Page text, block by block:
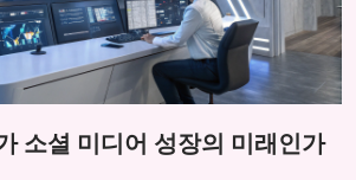
소셜 미디어 성장의 미래인가